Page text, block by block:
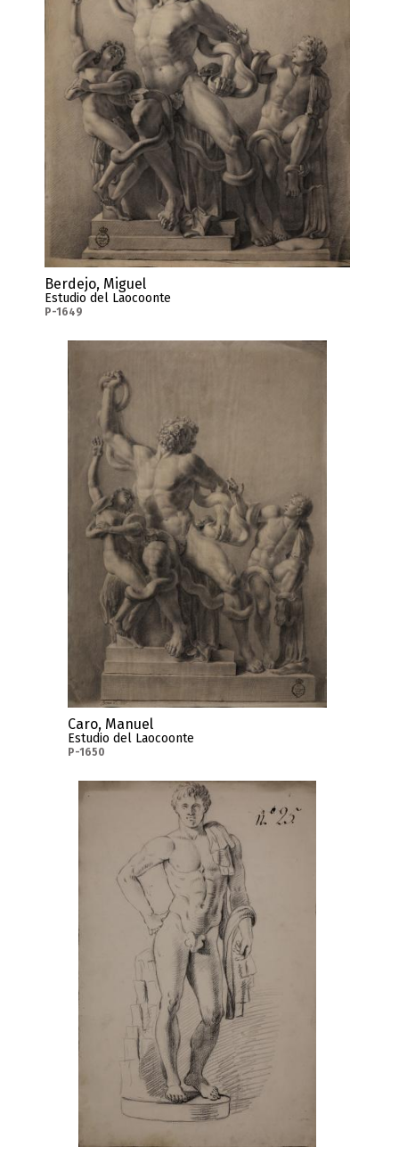
Berdejo, Miguel
Estudio del Laocoonte
P-1649
Caro, Manuel
Estudio del Laocoonte
P-1650